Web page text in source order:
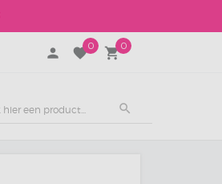
local_grocery_store0
favorite0
person
search